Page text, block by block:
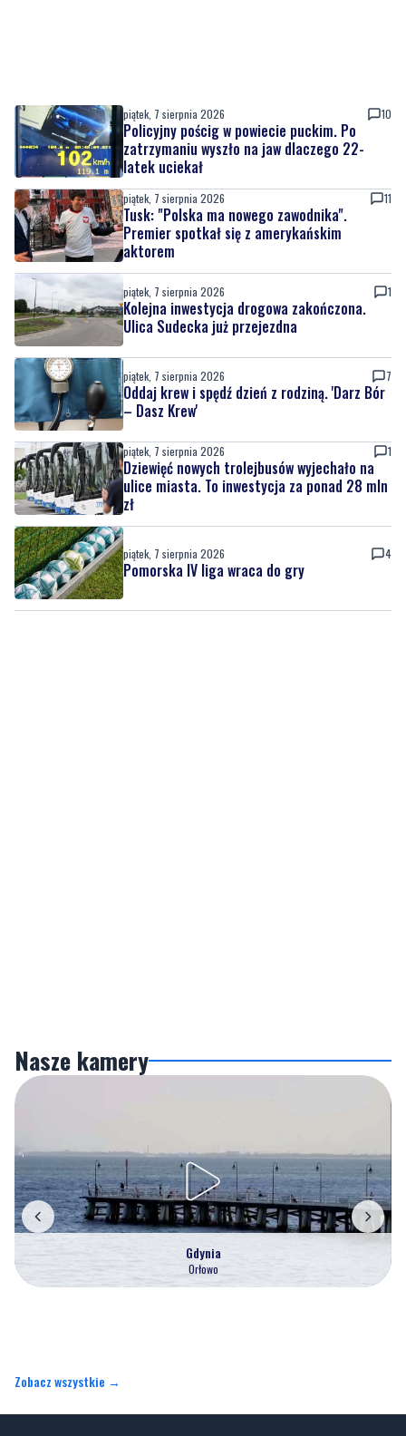
piątek, 7 sierpnia 2026 10
Policyjny pościg w powiecie puckim. Po
zatrzymaniu wyszło na jaw dlaczego 22-
latek uciekał
piątek, 7 sierpnia 2026 11
Tusk: "Polska ma nowego zawodnika".
Premier spotkał się z amerykańskim
aktorem
piątek, 7 sierpnia 2026 1
Kolejna inwestycja drogowa zakończona.
Ulica Sudecka już przejezdna
piątek, 7 sierpnia 2026 7
Oddaj krew i spędź dzień z rodziną. 'Darz Bór
– Dasz Krew'
piątek, 7 sierpnia 2026 1
Dziewięć nowych trolejbusów wyjechało na
ulice miasta. To inwestycja za ponad 28 mln
zł
piątek, 7 sierpnia 2026 4
Pomorska IV liga wraca do gry
Nasze kamery
Gdynia
Orłowo
Zobacz wszystkie →